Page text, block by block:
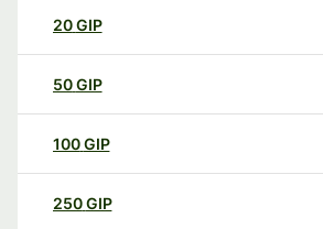
20GIP
50GIP
100GIP
250GIP